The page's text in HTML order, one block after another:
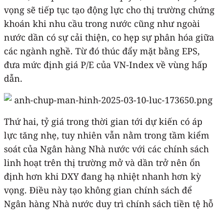
vọng sẽ tiếp tục tạo động lực cho thị trường chứng
khoán khi nhu cầu trong nước cũng như ngoài
nước dần có sự cải thiện, co hẹp sự phân hóa giữa
các ngành nghề. Từ đó thúc đẩy mặt bằng EPS,
đưa mức định giá P/E của VN-Index về vùng hấp
dẫn.
Thứ hai, tỷ giá trong thời gian tới dự kiến có áp
lực tăng nhẹ, tuy nhiên vẫn nằm trong tầm kiểm
soát của Ngân hàng Nhà nước với các chính sách
linh hoạt trên thị trường mở và dần trở nên ổn
định hơn khi DXY đang hạ nhiệt nhanh hơn kỳ
vọng. Điều này tạo không gian chính sách để
Ngân hàng Nhà nước duy trì chính sách tiền tệ hỗ